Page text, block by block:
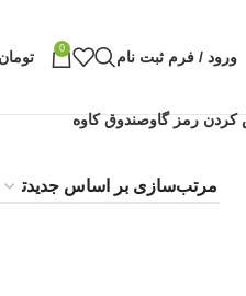
ورود / فرم ثبت نام 0
رمز گاوصندوق کاوه